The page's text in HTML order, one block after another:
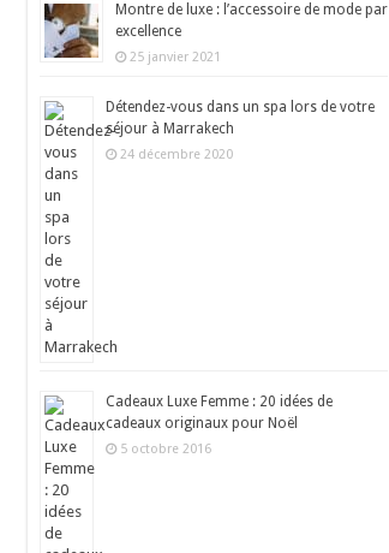
Montre de luxe : l’accessoire de mode par
excellence
25 janvier 2021
Détendez-vous dans un spa lors de votre
séjour à Marrakech
24 décembre 2020
Cadeaux Luxe Femme : 20 idées de
cadeaux originaux pour Noël
5 octobre 2016